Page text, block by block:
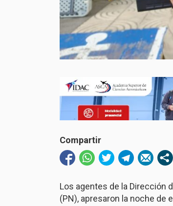
Compartir
Los agentes de la Dirección
(PN), apresaron la noche de